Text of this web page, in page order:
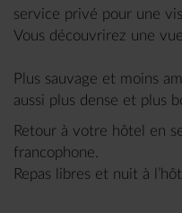
service privé pour une
Vous découvrirez une
Plus sauvage et moins
aussi plus dense et plus
Retour à votre hôtel en
francophone.
Repas libres et nuit à